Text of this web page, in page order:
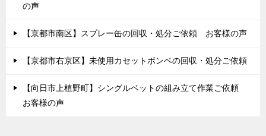
の声
【京都市南区】スプレー缶の回収・処分ご依頼 お客様の声
【京都市右京区】未使用カセットボンベの回収・処分ご依頼
【向日市上植野町】シングルベットの組み立て作業ご依頼
お客様の声